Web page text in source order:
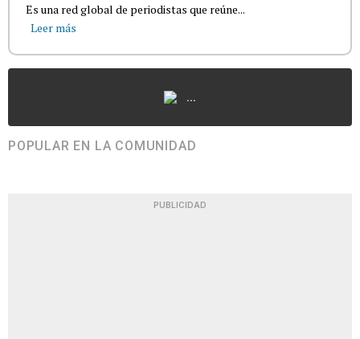
Es una red global de periodistas que reúne...
Leer más
...
POPULAR EN LA COMUNIDAD
PUBLICIDAD